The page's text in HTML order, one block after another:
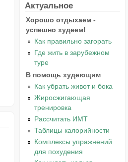
Актуальное
Хорошо отдыхаем -
успешно худеем!
Как правильно загорать
Где жить в зарубежном
туре
В помощь худеющим
Как убрать живот и бока
Жиросжигающая
тренировка
Рассчитать ИМТ
Таблицы калорийности
Комплексы упражнений
для похудения